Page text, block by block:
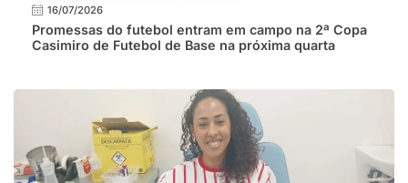
16/07/2026
Promessas do futebol entram em campo na 2ª Copa
Casimiro de Futebol de Base na próxima quarta